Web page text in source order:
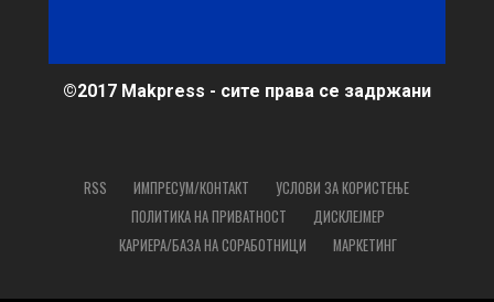
©2017 Makpress - сите права се задржани
RSS ИМПРЕСУМ/КОНТАКТ
УСЛОВИ ЗА КОРИСТЕЊЕ
ПОЛИТИКА НА ПРИВАТНОСТ
ДИСКЛЕЈМЕР
КАРИЕРА/БАЗА НА СОРАБОТНИЦИ
МАРКЕТИНГ